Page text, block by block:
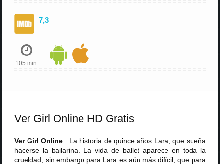
7,3
105 min.
Ver Girl Online HD Gratis
Ver Girl Online : La historia de quince años Lara, que sueña
hacerse la bailarina. La vida de ballet aparece en toda la
crueldad, sin embargo para Lara es aún más difícil, que para